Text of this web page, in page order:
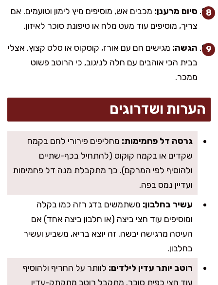
סיום מרענן: מכבים אש, מוסיפים מיץ לימון וטועמים. אם
צריך, מוסיפים עוד מעט מלח או טיפונת סוכר לאיזון.
הגשה: מגישים חם עם אורז, קוסקוס או סלט קצוץ. אצלי
בבית הכי אוהבים עם חלה לניגוב, כי הרוטב פשוט
ממכר.
הערות ושדרוגים
גרסה דל פחמימות: מחליפים פירורי לחם בקמח
שקדים או בקמח קוקוס (להתחיל בכף-שתיים
ולהוסיף לפי המרקם). כך מתקבלת מנה דל פחמימות
ועדיין נמס בפה.
עשיר בחלבון: משתמשים בדג רזה כמו בקלה
ומוסיפים עוד חצי ביצה (או חלבון ביצה אחד) אם
העיסה מרגישה יבשה. זה יוצא בריא, משביע ועשיר
בחלבון.
רוטב יותר עדין לילדים: לוותר על החריף ולהוסיף
עוד חצי כפית סוכר. מתקבל רוטב מתקתק-עדין